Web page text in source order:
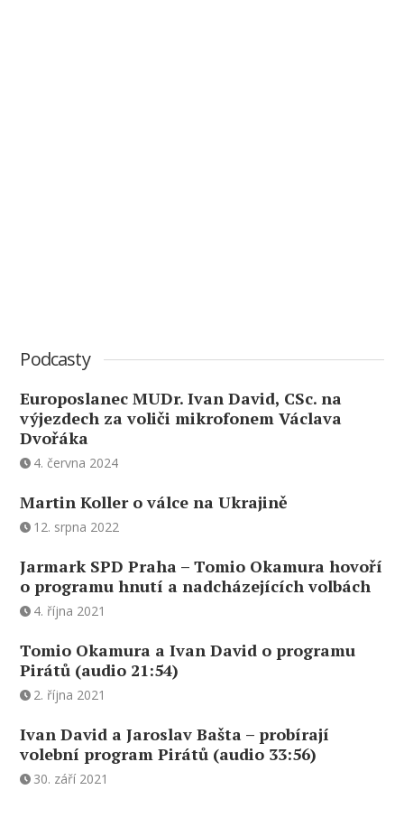
Podcasty
Europoslanec MUDr. Ivan David, CSc. na
výjezdech za voliči mikrofonem Václava
Dvořáka
4. června 2024
Martin Koller o válce na Ukrajině
12. srpna 2022
Jarmark SPD Praha – Tomio Okamura hovoří
o programu hnutí a nadcházejících volbách
4. října 2021
Tomio Okamura a Ivan David o programu
Pirátů (audio 21:54)
2. října 2021
Ivan David a Jaroslav Bašta – probírají
volební program Pirátů (audio 33:56)
30. září 2021